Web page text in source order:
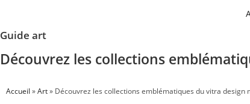
Guide art
Découvrez les collections
Accueil »Art» Découvrez les collections emblématiques du vitra design